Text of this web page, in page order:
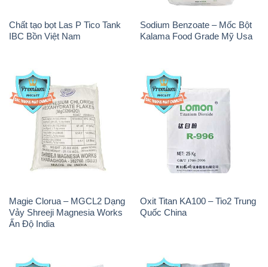
Chất tạo bọt Las P Tico Tank
IBC Bồn Việt Nam
Sodium Benzoate – Mốc Bột
Kalama Food Grade Mỹ Usa
Magie Clorua – MGCL2 Dạng
Vảy Shreeji Magnesia Works
Ấn Độ India
Oxit Titan KA100 – Tio2 Trung
Quốc China